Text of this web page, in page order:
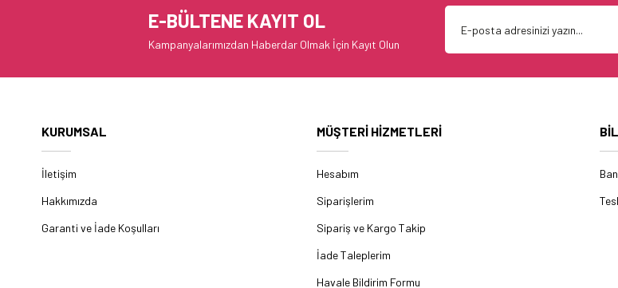
E-BÜLTENE KAYIT OL
Kampanyalarımızdan Haberdar Olmak İçin Kayıt Olun
KURUMSAL
İletişim
Hakkımızda
Garanti ve İade Koşulları
MÜŞTERİ HİZMETLERİ
Hesabım
Siparişlerim
Sipariş ve Kargo Takip
İade Taleplerim
Havale Bildirim Formu